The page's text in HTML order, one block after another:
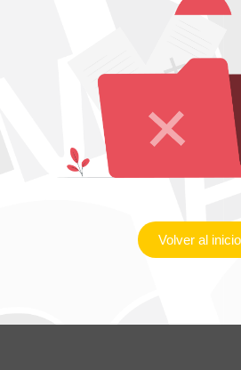
Volver al inicio